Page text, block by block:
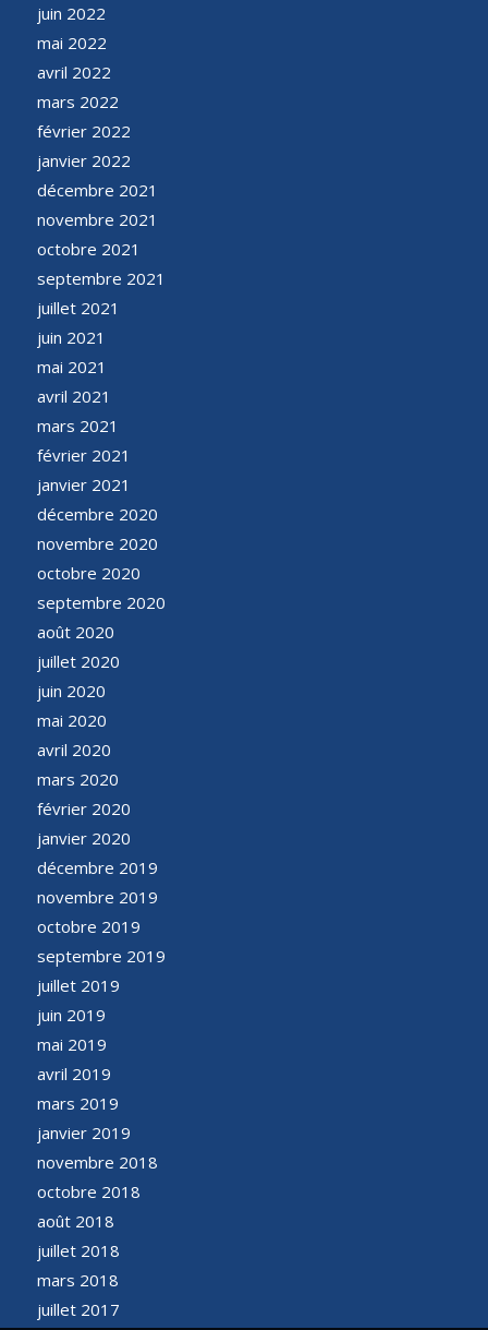
juin 2022
mai 2022
avril 2022
mars 2022
février 2022
janvier 2022
décembre 2021
novembre 2021
octobre 2021
septembre 2021
juillet 2021
juin 2021
mai 2021
avril 2021
mars 2021
février 2021
janvier 2021
décembre 2020
novembre 2020
octobre 2020
septembre 2020
août 2020
juillet 2020
juin 2020
mai 2020
avril 2020
mars 2020
février 2020
janvier 2020
décembre 2019
novembre 2019
octobre 2019
septembre 2019
juillet 2019
juin 2019
mai 2019
avril 2019
mars 2019
janvier 2019
novembre 2018
octobre 2018
août 2018
juillet 2018
mars 2018
juillet 2017